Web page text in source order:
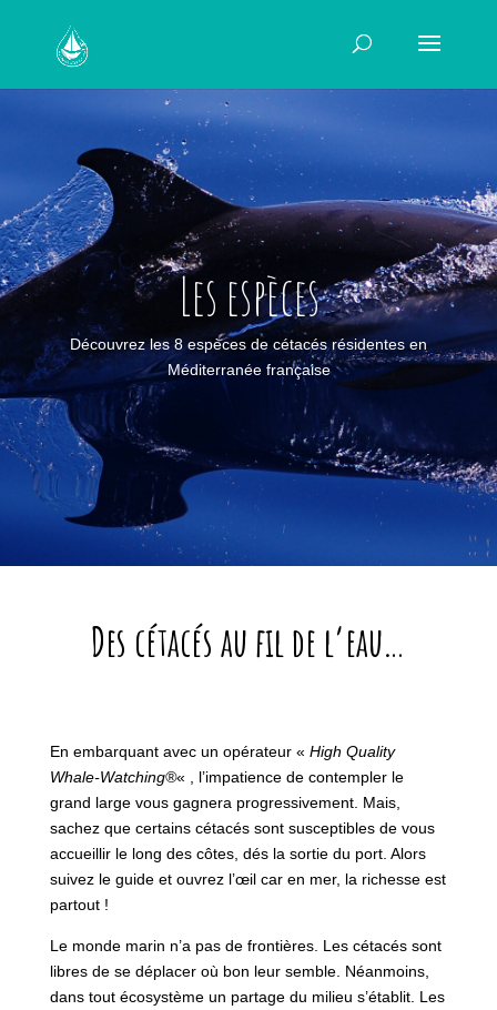
Les espèces
Découvrez les 8 espèces de cétacés résidentes en
Méditerranée française
Des cétacés au fil de l’eau…
En embarquant avec un opérateur « High Quality
Whale-Watching®« , l’impatience de contempler le
grand large vous gagnera progressivement. Mais,
sachez que certains cétacés sont susceptibles de vous
accueillir le long des côtes, dés la sortie du port. Alors
suivez le guide et ouvrez l’œil car en mer, la richesse est
partout !
Le monde marin n’a pas de frontières. Les cétacés sont
libres de se déplacer où bon leur semble. Néanmoins,
dans tout écosystème un partage du milieu s’établit. Les